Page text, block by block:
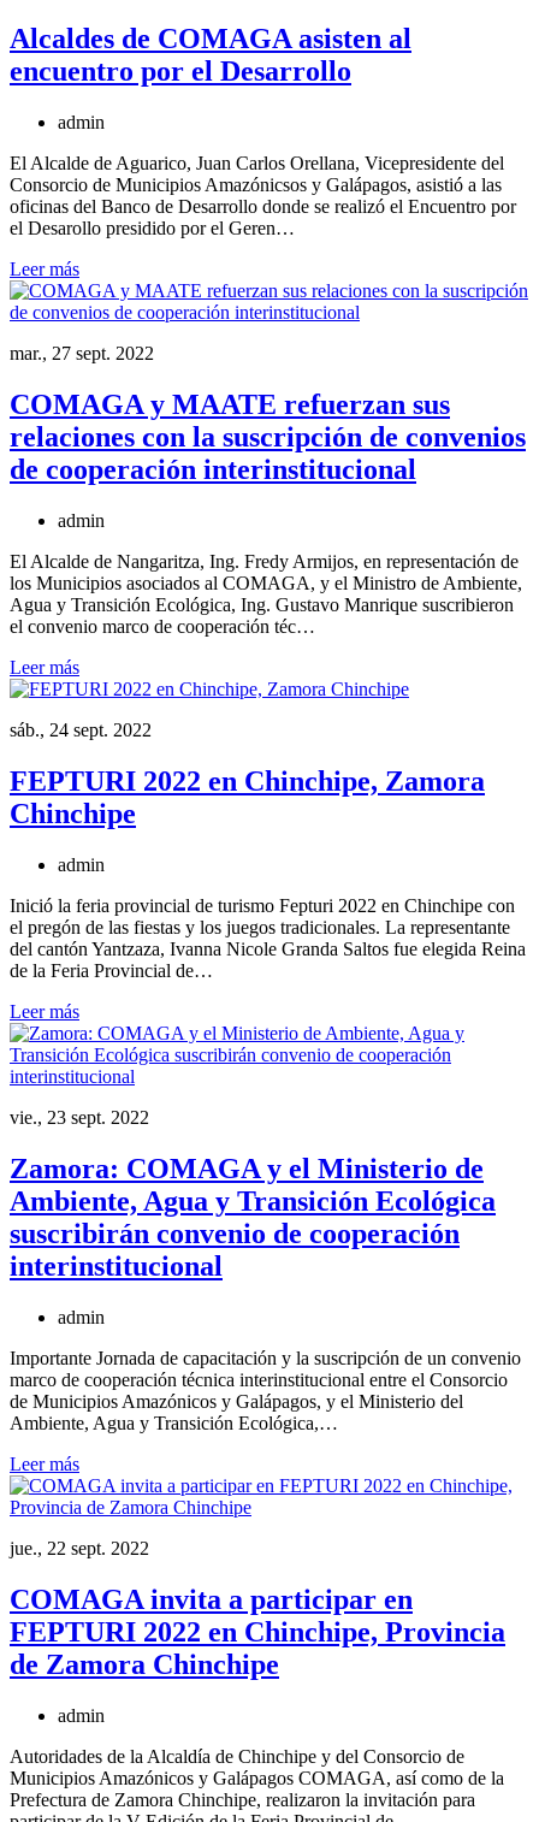
Alcaldes de COMAGA asisten al
encuentro por el Desarrollo
admin
El Alcalde de Aguarico, Juan Carlos Orellana, Vicepresidente del
Consorcio de Municipios Amazónicsos y Galápagos, asistió a las
oficinas del Banco de Desarrollo donde se realizó el Encuentro por
el Desarollo presidido por el Geren…
Leer más
mar., 27 sept. 2022
COMAGA y MAATE refuerzan sus
relaciones con la suscripción de convenios
de cooperación interinstitucional
admin
El Alcalde de Nangaritza, Ing. Fredy Armijos, en representación de
los Municipios asociados al COMAGA, y el Ministro de Ambiente,
Agua y Transición Ecológica, Ing. Gustavo Manrique suscribieron
el convenio marco de cooperación téc…
Leer más
sáb., 24 sept. 2022
FEPTURI 2022 en Chinchipe, Zamora
Chinchipe
admin
Inició la feria provincial de turismo Fepturi 2022 en Chinchipe con
el pregón de las fiestas y los juegos tradicionales. La representante
del cantón Yantzaza, Ivanna Nicole Granda Saltos fue elegida Reina
de la Feria Provincial de…
Leer más
vie., 23 sept. 2022
Zamora: COMAGA y el Ministerio de
Ambiente, Agua y Transición Ecológica
suscribirán convenio de cooperación
interinstitucional
admin
Importante Jornada de capacitación y la suscripción de un convenio
marco de cooperación técnica interinstitucional entre el Consorcio
de Municipios Amazónicos y Galápagos, y el Ministerio del
Ambiente, Agua y Transición Ecológica,…
Leer más
jue., 22 sept. 2022
COMAGA invita a participar en
FEPTURI 2022 en Chinchipe, Provincia
de Zamora Chinchipe
admin
Autoridades de la Alcaldía de Chinchipe y del Consorcio de
Municipios Amazónicos y Galápagos COMAGA, así como de la
Prefectura de Zamora Chinchipe, realizaron la invitación para